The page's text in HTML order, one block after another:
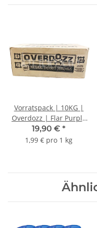
Vorratspack | 10KG |
Overdozz | Flar Purple
Box | Naturkohle
19,90 € *
1,99 € pro 1 kg